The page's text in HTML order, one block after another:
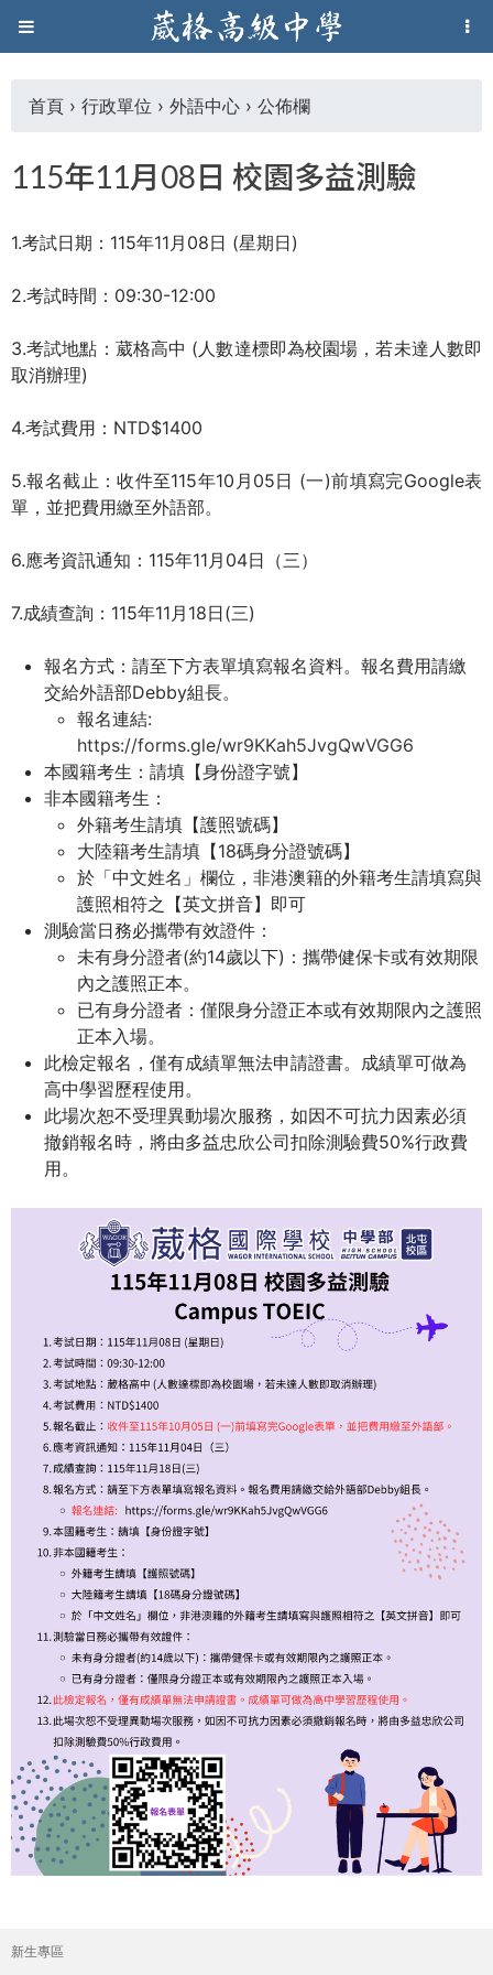
Jump to navigation
葳
格
高
葳
國
國
際
格。
養
WAGOR
TODAY
WORLD
TOMORROW
PUTTING
ON
PATH
TO
CITIZENSHIP
在
這
裡
首頁 › 行政單位 › 外語中心 › 公佈欄
115年11月08日 校園多益測驗
1.考試日期：115年11月08日 (星期日)
2.考試時間：09:30-12:00
3.考試地點：葳格高中 (人數達標即為校園場，若未達人數即
取消辦理)
4.考試費用：NTD$1400
5.報名截止：收件至115年10月05日 (一)前填寫完Google表
單，並把費用繳至外語部。
6.應考資訊通知：115年11月04日（三）
7.成績查詢：115年11月18日(三)
報名方式：請至下方表單填寫報名資料。報名費用請繳
交給外語部Debby組長。
報名連結:
https://forms.gle/wr9KKah5JvgQwVGG6
本國籍考生：請填【身份證字號】
非本國籍考生：
外籍考生請填【護照號碼】
大陸籍考生請填【18碼身分證號碼】
於「中文姓名」欄位，非港澳籍的外籍考生請填寫與
護照相符之【英文拼音】即可
測驗當日務必攜帶有效證件：
未有身分證者(約14歲以下)：攜帶健保卡或有效期限
內之護照正本。
已有身分證者：僅限身分證正本或有效期限內之護照
正本入場。
此檢定報名，僅有成績單無法申請證書。成績單可做為
高中學習歷程使用。
此場次恕不受理異動場次服務，如因不可抗力因素必須
撤銷報名時，將由多益忠欣公司扣除測驗費50%行政費
用。
主
新生專區